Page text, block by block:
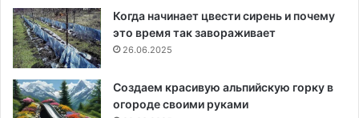
Когда начинает цвести сирень и почему
это время так завораживает
26.06.2025
Создаем красивую альпийскую горку в
огороде своими руками